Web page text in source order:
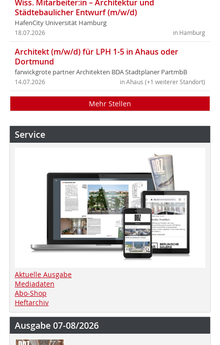
Wiss. Mitarbeiter:in – Architektur und
Städtebaulicher Entwurf (m/w/d)
HafenCity Universität Hamburg
in Hamburg
18.07.2026
Architekt (m/w/d) für LPH 1-5 in Ahaus oder
Dortmund
farwickgrote partner Architekten BDA Stadtplaner PartmbB
in Ahaus (+1 weiterer Standort)
14.07.2026
Mehr Stellen
Service
Aktuelle Ausgabe
Mediadaten
Abo-Shop
Heftarchiv
Ausgabe 07-08/2026